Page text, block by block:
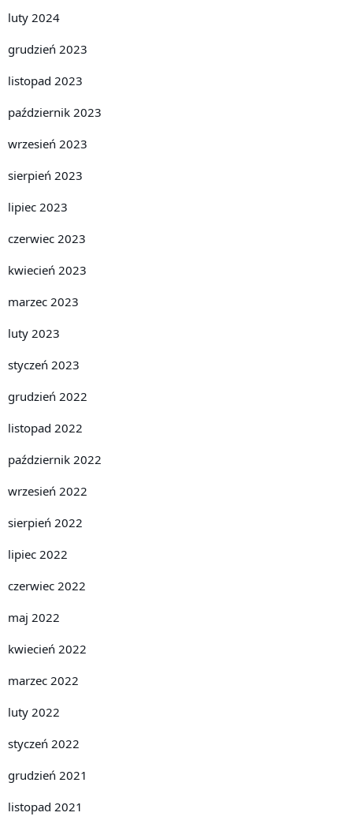
luty 2024
grudzień 2023
listopad 2023
październik 2023
wrzesień 2023
sierpień 2023
lipiec 2023
czerwiec 2023
kwiecień 2023
marzec 2023
luty 2023
styczeń 2023
grudzień 2022
listopad 2022
październik 2022
wrzesień 2022
sierpień 2022
lipiec 2022
czerwiec 2022
maj 2022
kwiecień 2022
marzec 2022
luty 2022
styczeń 2022
grudzień 2021
listopad 2021